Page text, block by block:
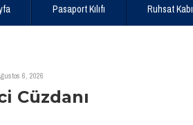
Pasaport Kılıfı Ruhsat Kabı
6, 2026
Cüzdanı